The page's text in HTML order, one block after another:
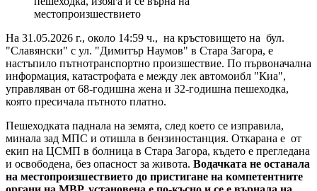
На 31.05.2026 г., около 14:59 ч., на кръстовището на бул.
"Славянски" с ул. "Димитър Наумов" в Стара Загора, е
настъпило пътнотранспортно произшествие. По първоначална
информация, катастрофата е между лек автомоибл "Киа",
управляван от 68-годишна жена и 32-годишна пешеходка,
която пресичала пътното платно.
Пешеходката паднала на земята, след което се изправила,
минала зад МПС и отишла в бензиностанция. Откарана е от
екип на ЦСМП в болница в Стара Загора, където е прегледана
и освободена, без опасност за живота. Водачката не останала
на местопроизшествието до пристигане на компетентните